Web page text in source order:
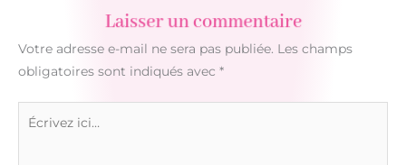
Laisser un commentaire
Votre adresse e-mail ne sera pas publiée. Les champs
obligatoires sont indiqués avec *